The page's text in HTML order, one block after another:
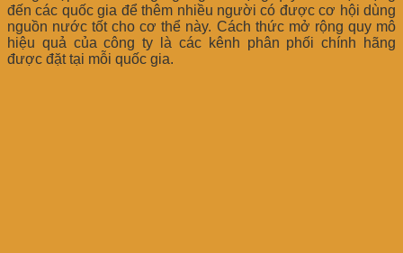
đến các quốc gia để thêm nhiều người có được cơ hội dùng
nguồn nước tốt cho cơ thể này. Cách thức mở rộng quy mô
hiệu quả của công ty là các kênh phân phối chính hãng
được đặt tại mỗi quốc gia.